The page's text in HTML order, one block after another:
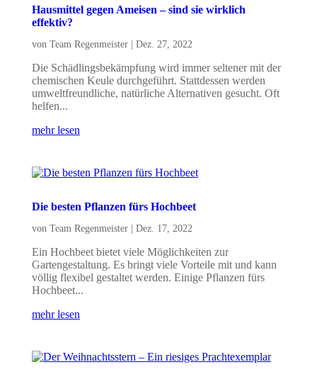
Hausmittel gegen Ameisen – sind sie wirklich
effektiv?
von Team Regenmeister| Dez. 27, 2022
Die Schädlingsbekämpfung wird immer seltener mit der
chemischen Keule durchgeführt. Stattdessen werden
umweltfreundliche, natürliche Alternativen gesucht. Oft
helfen...
mehr lesen
Die besten Pflanzen fürs Hochbeet
von Team Regenmeister| Dez. 17, 2022
Ein Hochbeet bietet viele Möglichkeiten zur
Gartengestaltung. Es bringt viele Vorteile mit und kann
völlig flexibel gestaltet werden. Einige Pflanzen fürs
Hochbeet...
mehr lesen